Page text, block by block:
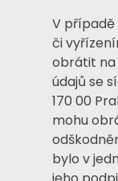
V případě
či
obrátit na
údajů se
170 00
mohu
bylo v